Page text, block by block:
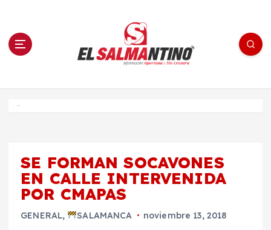
n El Salmantino - medios/noticias/editorial
SE FORMAN SOCAVONES
EN CALLE INTERVENIDA
POR CMAPAS
GENERAL, SALAMANCA noviembre 13, 2018